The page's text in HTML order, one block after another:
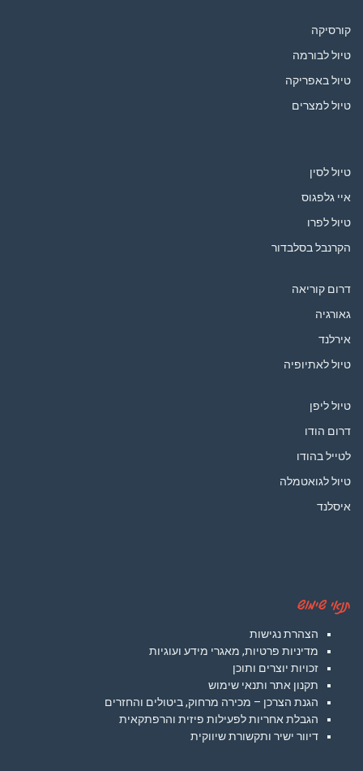
קורסיקה
טיול לבורמה
טיול באפריקה
טיול למצרים
טיול לסין
איי גלפגוס
טיול לפרו
הקרנבל בסלבדור
דרום קוריאה
גאורגיה
אירלנד
טיול לאתיופיה
טיול ליפן
דרום הודו
לטייל בהודו
טיול לגואטמלה
איסלנד
תנאי שימוש
הצהרת נגישות
מדיניות פרטיות, מאגרי מידע ועוגיות
זכויות יוצרים ותוכן
תקנון אתר ותנאי שימוש
הגנת הצרכן – מכירה מרחוק, ביטולים והחזרים
הגבלת אחריות לפעילות פיזית והרפתקאית
דיוור ישיר ותקשורת שיווקית